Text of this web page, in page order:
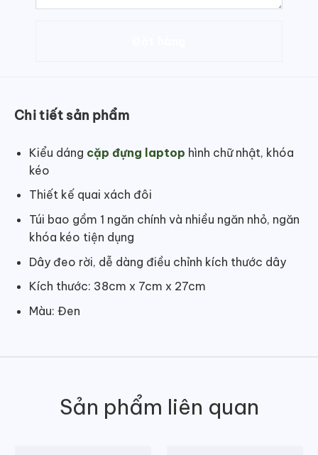
Chi tiết sản phẩm
Kiểu dáng cặp đựng laptop hình chữ nhật, khóa
kéo
Thiết kế quai xách đôi
Túi bao gồm 1 ngăn chính và nhiều ngăn nhỏ, ngăn
khóa kéo tiện dụng
Dây đeo rời, dễ dàng điều chỉnh kích thước dây
Kích thước: 38cm x 7cm x 27cm
Màu: Đen
Sản phẩm liên quan